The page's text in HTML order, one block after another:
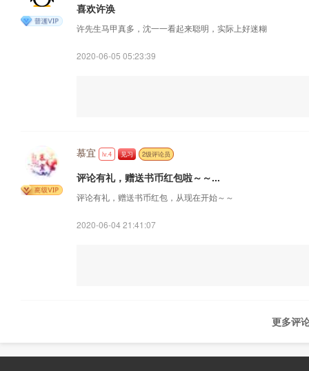
喜欢许涣
许先生马甲真多，沈一一看起来聪明，实际上好迷糊
2020-06-05 05:23:39
慕宜 lv.4 见习 2级评论员
评论有礼，赠送书币红包啦～～...
评论有礼，赠送书币红包，从现在开始～～
2020-06-04 21:41:07
更多评